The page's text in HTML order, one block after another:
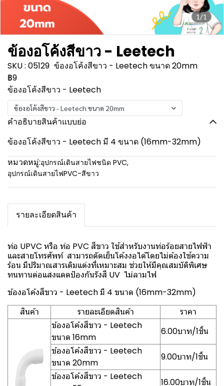
1/1
ข้องอโค้งสีขาว - Leetech
SKU : 05129 ข้องอโค้งสีขาว - Leetech ขนาด 20mm
฿9
ข้องอโค้งสีขาว - Leetech
ข้องอโค้งสีขาว - Leetech ขนาด 20mm
คำอธิบายสินค้าแบบย่อ
ข้องอโค้งสีขาว - Leetech มี 4 ขนาด (16mm-32mm)
หมวดหมู่:อุปกรณ์เดินสายไฟชนิด PVC,
อุปกรณ์เดินสายไฟPVC-สีขาว
รายละเอียดสินค้า
ท่อ UPVC หรือ ท่อ PVC สีขาว ใช้สำหรับงานท่อร้อยสายไฟฟ้า
และสายโทรศัพท์ สามารถดัดเย็นโค้งงอได้โดยไม่ต้องใช้ความ
ร้อน มีปริมาณสารเติมแต่งที่เหมาะสม ช่วยให้มีคุณสมบัติพิเศษ
ทนทานต่อแสงแดดป้องกันรังสี UV ไม่ลามไฟ
ข้องอโค้งสีขาว - Leetech มี 4 ขนาด (16mm-32mm)
สินค้า
รายละเอียดสินค้า
ราคา
ข้องอโค้งสีขาว - Leetech
ขนาด 16mm
6.00บาท/1ชิ้น
ข้องอโค้งสีขาว - Leetech
ขนาด 20mm
9.00บาท/1ชิ้น
ข้องอโค้งสีขาว - Leetech
16.00บาท/1ชิ้น